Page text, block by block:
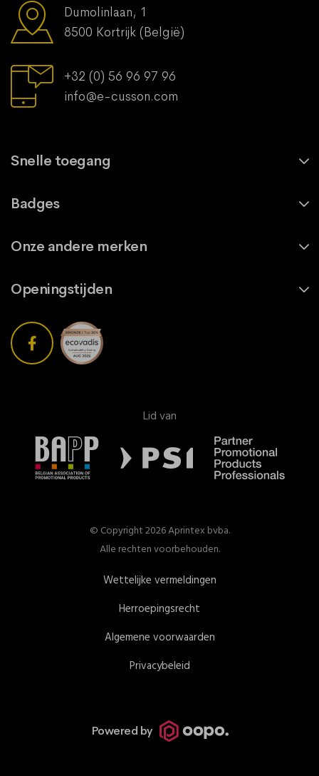
Dumolinlaan, 1
8500 Kortrijk (België)
+32 (0) 56 96 97 96
info@e-cusson.com
Snelle toegang
Badges
Onze andere merken
Openingstijden
Lid van
© Copyright 2026 Aprintex bvba.
Alle rechten voorbehouden.
Wettelijke vermeldingen
Herroepingsrecht
Algemene voorwaarden
Privacybeleid
Powered by